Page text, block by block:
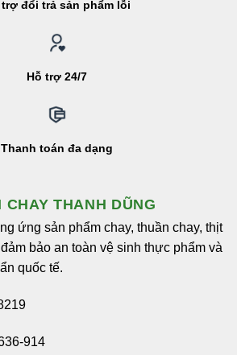
trợ đổi trả sản phẩm lỗi
Hỗ trợ 24/7
Thanh toán đa dạng
THANH DŨNG
ứng sản phẩm chay, thuần chay, thịt
bảo an toàn vệ sinh thực phẩm và
quốc tế.
914